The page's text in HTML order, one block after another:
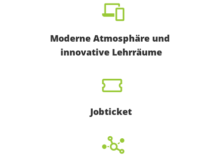
Moderne Atmosphäre und
innovative Lehrräume
Jobticket